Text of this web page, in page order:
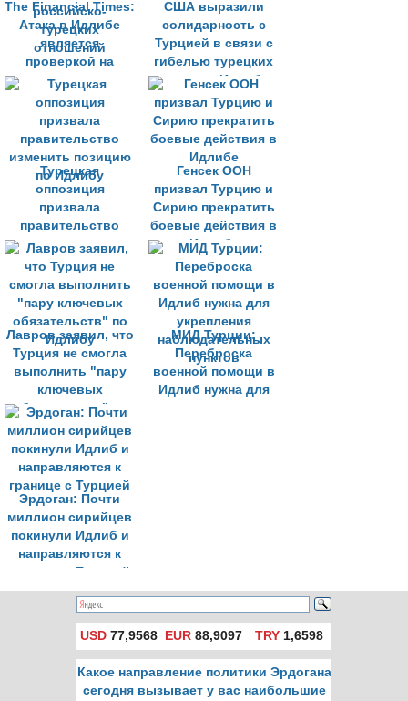
The Financial Times:
Атака в Идлибе
является
проверкой на
прочность
российско-
турецких
отношений
США выразили
солидарность с
Турцией в связи с
гибелью турецких
солдат в Идлибе
Турецкая
оппозиция
призвала
правительство
изменить позицию
по Идлибу
Генсек ООН
призвал Турцию и
Сирию прекратить
боевые действия в
Идлибе
Лавров заявил, что
Турция не смогла
выполнить "пару
ключевых
обязательств" по
Идлибу
МИД Турции:
Переброска
военной помощи в
Идлиб нужна для
Эрдоган: Почти
миллион сирийцев
покинули Идлиб и
направляются к
границе с Турцией
USD 77,9568 EUR 88,9097 TRY1,6598
Какое направление политики Эрдогана
сегодня вызывает у вас наибольшие